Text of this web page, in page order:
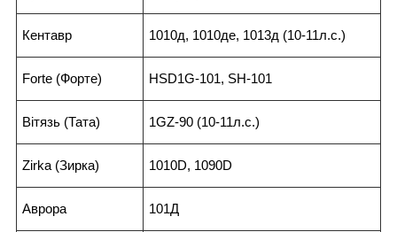
Кентавр 1010д, 1010де, 1013д (10-11л.с.)
Forte (Форте) HSD1G-101, SH-101
Вітязь (Тата) 1GZ-90 (10-11л.с.)
Zirka (Зирка) 1010D, 1090D
Аврора 101Д